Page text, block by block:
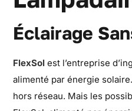
Éclairage
FlexSol est l’entreprise
alimenté par énergie
hors réseau. Mais les